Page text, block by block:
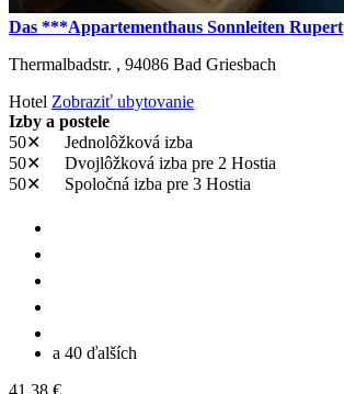
Das ***Appartementhaus Sonnleiten Rupert
Thermalbadstr. , 94086 Bad Griesbach
Hotel Zobraziť ubytovanie
Izby a postele
50✕
Jednolôžková izba
50✕
Dvojlôžková izba pre 2 Hostia
50✕
Spoločná izba pre 3 Hostia
a 40 ďalších
41,38 €